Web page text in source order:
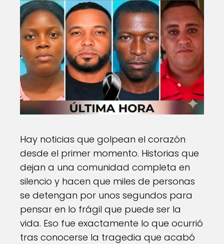
Hay noticias que golpean el corazón
desde el primer momento. Historias que
dejan a una comunidad completa en
silencio y hacen que miles de personas
se detengan por unos segundos para
pensar en lo frágil que puede ser la
vida. Eso fue exactamente lo que ocurrió
tras conocerse la tragedia que acabó